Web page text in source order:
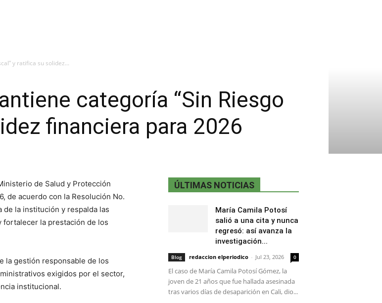
y ratifica su solidez...
categoría “Sin Riesgo
financiera para 2026
de Salud y Protección
de acuerdo con la Resolución No.
de la institución y respalda las
fortalecer la prestación de los
la gestión responsable de los
exigidos por el sector,
institucional.
ÚLTIMAS NOTICIAS
María Camila Potosí
salió a una cita y nunca
regresó: así avanza la
investigación...
Blog redaccion elperiodico - Jul 23, 2026 0
El caso de María Camila Potosí Gómez, la
joven de 21 años que fue hallada asesinada
tras varios días de desaparición en Cali, dio...